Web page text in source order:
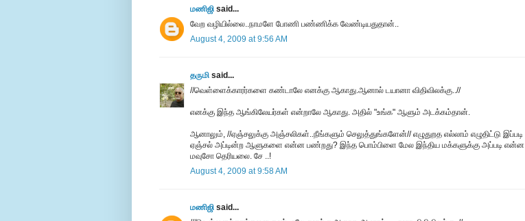
மணிஜி said...
வேற வழியில்லை..நாமளே போணி பண்ணிக்க வேண்டியதுதான்..
August 4, 2009 at 9:56 AM
தருமி said...
//வெள்ளைக்காரர்களை கண்டாலே எனக்கு ஆகாது.ஆனால் டயானா விதிவிலக்கு..//
எனக்கு இந்த ஆங்கிலேயர்கள் என்றாலே ஆகாது. அதில் "உங்க" ஆளும் அடக்கம்தான்.
ஆனாலும், //ஏஞ்சலுக்கு அஞ்சலிகள்..நீங்களும் செலுத்துங்களேன்// எழுதுறத எல்லாம் எழுதிட்டு இப்படி
ஏஞ்சல் அப்டின்ற ஆளுகளை என்ன பண்றது? இந்த பொம்பிளை மேல இந்திய மக்களுக்கு அப்படி என்ன
மவுசோ தெரியலை. சே ..!
August 4, 2009 at 9:58 AM
மணிஜி said...